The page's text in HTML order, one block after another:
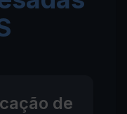
de